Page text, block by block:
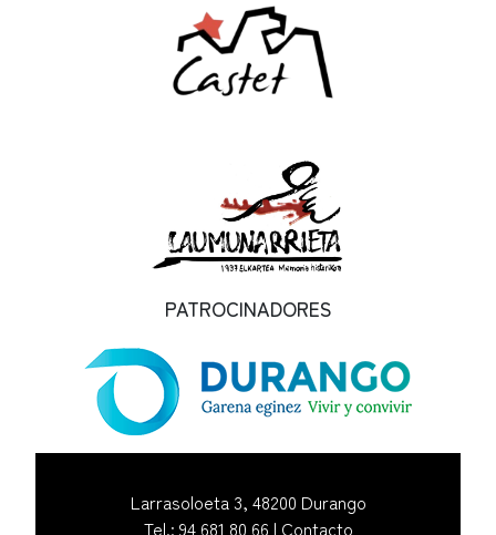
PATROCINADORES
Larrasoloeta 3, 48200 Durango
Tel.: 94 681 80 66 | Contacto